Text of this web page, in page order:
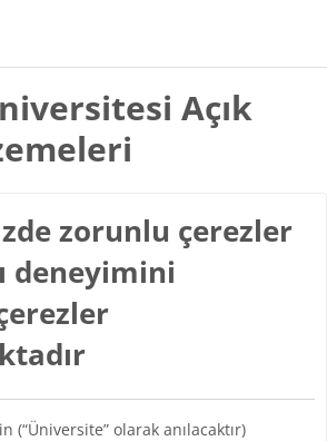
Açık
zorunlu çerezler
deneyimini
(“Üniversite” olarak anılacaktır)